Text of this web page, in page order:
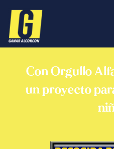
Con Orgullo
un proyecto